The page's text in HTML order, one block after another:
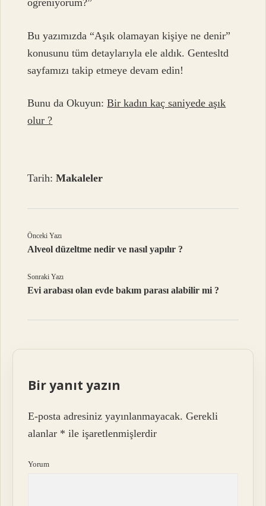
öğreniyorum?”
Bu yazımızda “Aşık olamayan kişiye ne denir”
konusunu tüm detaylarıyla ele aldık. Gentesltd
sayfamızı takip etmeye devam edin!
Bunu da Okuyun:Bir kadın kaç saniyede aşık
olur ?
Tarih:Makaleler
Önceki Yazı
Alveol düzeltme nedir ve nasıl yapılır ?
Sonraki Yazı
Evi arabası olan evde bakım parası alabilir mi ?
Bir yanıt yazın
E-posta adresiniz yayınlanmayacak. Gerekli
alanlar * ile işaretlenmişlerdir
Yorum